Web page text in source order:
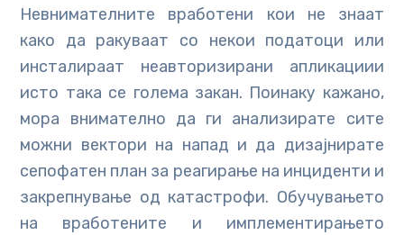
Невнимателните вработени кои не знаат
како да ракуваат со некои податоци или
инсталираат неавторизирани апликациии
исто така се голема закан. Поинаку кажано,
мора внимателно да ги анализирате сите
можни вектори на напад и да дизајнирате
сепофатен план за реагирање на инциденти и
закрепнување од катастрофи. Обучувањето
на вработените и имплементирањето